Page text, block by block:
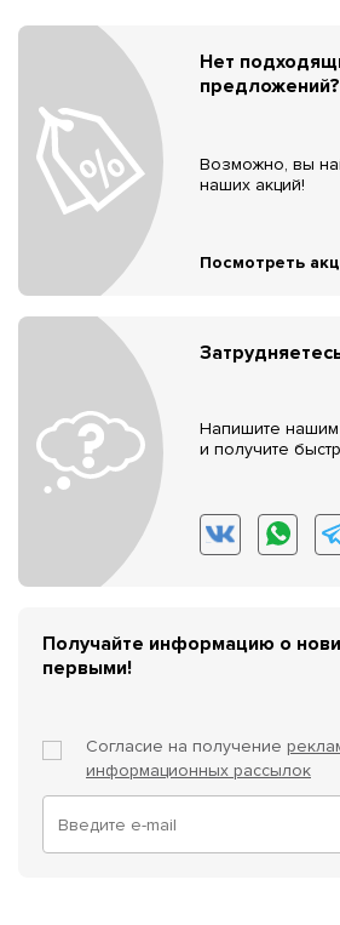
Нет
предложений?
Возможно, вы
наших акций!
Посмотреть
Напишите нашим
и получите
Получайте информацию о
первыми!
Согласие на получение
информационных рассылок